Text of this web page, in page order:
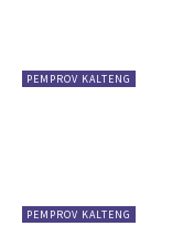
PEMPROV KALTENG
PEMPROV KALTENG